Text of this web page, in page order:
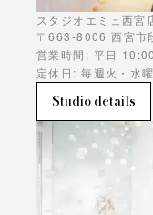
スタジオエミュ西宮
〒663-8006 西宮市
営業時間: 平日
定休日: 毎週火・水
Studio details